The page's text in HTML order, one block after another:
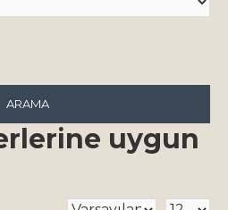
ARAMA
uygun